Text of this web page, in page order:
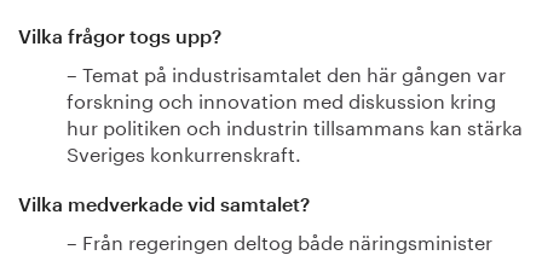
Vilka frågor togs upp?
– Temat på industrisamtalet den här gången var
forskning och innovation med diskussion kring
hur politiken och industrin tillsammans kan stärka
Sveriges konkurrenskraft.
Vilka medverkade vid samtalet?
– Från regeringen deltog både näringsminister